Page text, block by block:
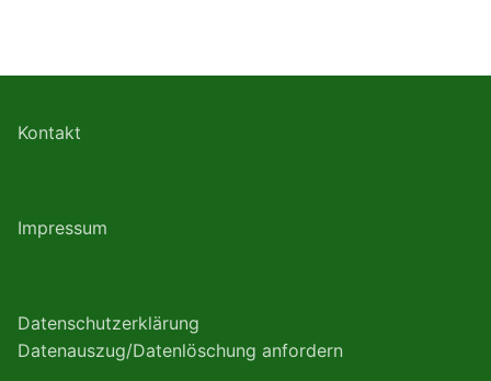
Kontakt
Impressum
Datenschutzerklärung
Datenauszug/Datenlöschung anfordern